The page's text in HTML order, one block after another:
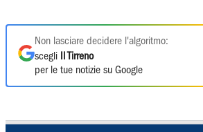
Non lasciare decidere l'algoritmo:
scegli
Il Tirreno
per le tue notizie su Google